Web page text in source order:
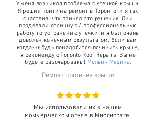
У меня возникла проблема с утечкой крыши.
Я решил пойти на ремонт в Торонто, и я так
счастлив, что принял это решение. Они
проделали отличную / профессиональную
работу по устранению утечки, и я был очень
доволен конечным результатом. Если вам
когда-нибудь понадобится починить крышу,
я рекомендую Toronto Roof Repairs. Вы не
будете разочарованы! Мелвин Медина.
Ремонт протечек крыши
Мы использовали их в нашем
коммерческом отеле в Миссиссаге,